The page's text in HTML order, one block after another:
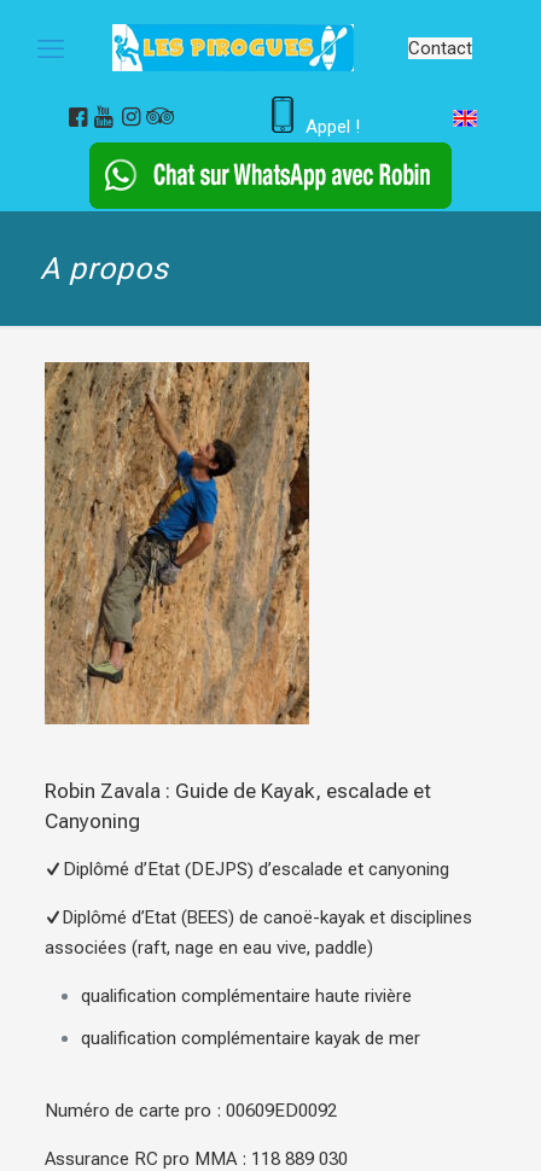
Contact
Appel !
A propos
Robin Zavala : Guide de Kayak, escalade et
Canyoning
Diplômé d’Etat (DEJPS) d’escalade et canyoning
Diplômé d’Etat (BEES) de canoë-kayak et disciplines
associées (raft, nage en eau vive, paddle)
qualification complémentaire haute rivière
qualification complémentaire kayak de mer
Numéro de carte pro : 00609ED0092
Assurance RC pro MMA : 118 889 030